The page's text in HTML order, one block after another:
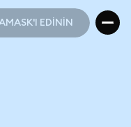
EDİNİN